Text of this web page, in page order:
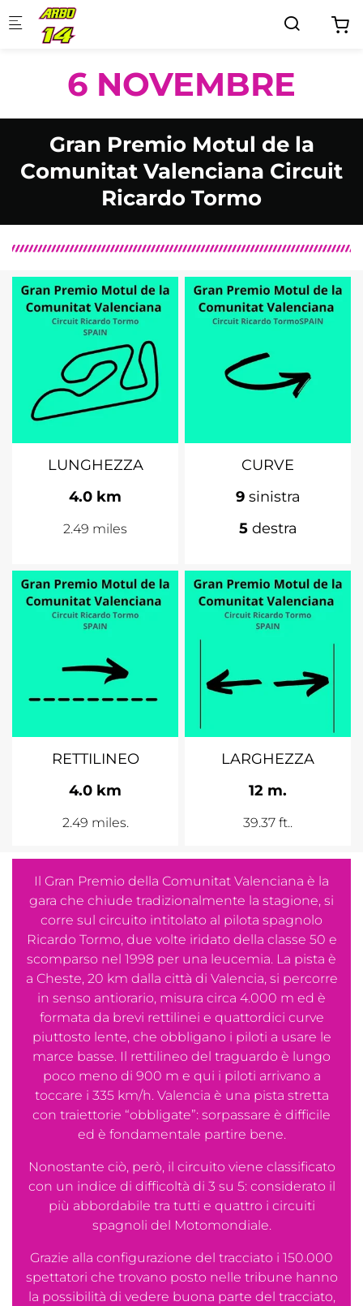
Skip to main content
6 NOVEMBRE
Gran Premio Motul de la
Comunitat Valenciana Circuit
Ricardo Tormo
LUNGHEZZA
4.0 km
2.49 miles
CURVE
9 sinistra
5 destra
RETTILINEO
4.0 km
2.49 miles.
LARGHEZZA
12 m.
39.37 ft..
Il Gran Premio della Comunitat Valenciana è la
gara che chiude tradizionalmente la stagione, si
corre sul circuito intitolato al pilota spagnolo
Ricardo Tormo, due volte iridato della classe 50 e
scomparso nel 1998 per una leucemia. La pista è
a Cheste, 20 km dalla città di Valencia, si percorre
in senso antiorario, misura circa 4.000 m ed è
formata da brevi rettilinei e quattordici curve
piuttosto lente, che obbligano i piloti a usare le
marce basse. Il rettilineo del traguardo è lungo
poco meno di 900 m e qui i piloti arrivano a
toccare i 335 km/h. Valencia è una pista stretta
con traiettorie “obbligate”: sorpassare è difficile
ed è fondamentale partire bene.
Nonostante ciò, però, il circuito viene classificato
con un indice di difficoltà di 3 su 5: considerato il
più abbordabile tra tutti e quattro i circuiti
spagnoli del Motomondiale.
Grazie alla configurazione del tracciato i 150.000
spettatori che trovano posto nelle tribune hanno
la possibilità di vedere buona parte del tracciato,